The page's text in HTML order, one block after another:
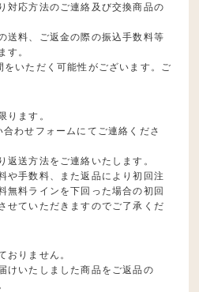
対応方法のご連絡及び交換商品の
送料、ご返金の際の振込手数料等
す。
いただく可能性がございます。ご
ります。
わせフォームにてご連絡くださ
返送方法をご連絡いたします。
や手数料、また返品により初回注
無料ラインを下回った場合の初回
せていただきますのでご了承くだ
おりません。
けいたしました商品をご返品の